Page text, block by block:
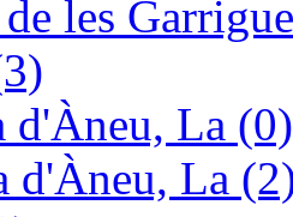
les
d'Àneu, La (0)
d'Àneu, La